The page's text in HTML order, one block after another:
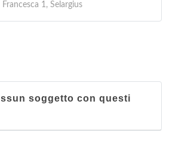
1, Selargius
soggetto con questi